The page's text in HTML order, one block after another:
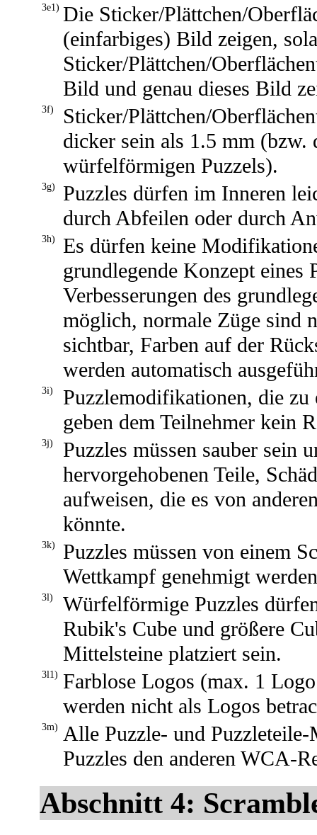
3e1) Die Sticker/Plättchen/
(einfarbiges) Bild zeigen,
Sticker/Plättchen/
Bild und genau dieses Bild
3f)
Sticker/Plättchen/
dicker sein als 1.5 mm
würfelförmigen Puzzels).
3g)
Puzzles dürfen im Inneren
durch Abfeilen oder durch
3h)
Es dürfen keine
grundlegende Konzept eines
Verbesserungen des
möglich, normale Züge sind
sichtbar, Farben auf der
werden automatisch
3i)
Puzzlemodifikationen, die
geben dem Teilnehmer kein
3j)
Puzzles müssen sauber sein
hervorgehobenen Teile,
aufweisen, die es von
könnte.
3k)
Puzzles müssen von einem
Wettkampf genehmigt
3l)
Würfelförmige Puzzles
Rubik's Cube und größere
Mittelsteine platziert sein.
3l1) Farblose Logos (max. 1
werden nicht als Logos
3m) Alle Puzzle- und
Puzzles den anderen WCA-
Abschnitt 4: